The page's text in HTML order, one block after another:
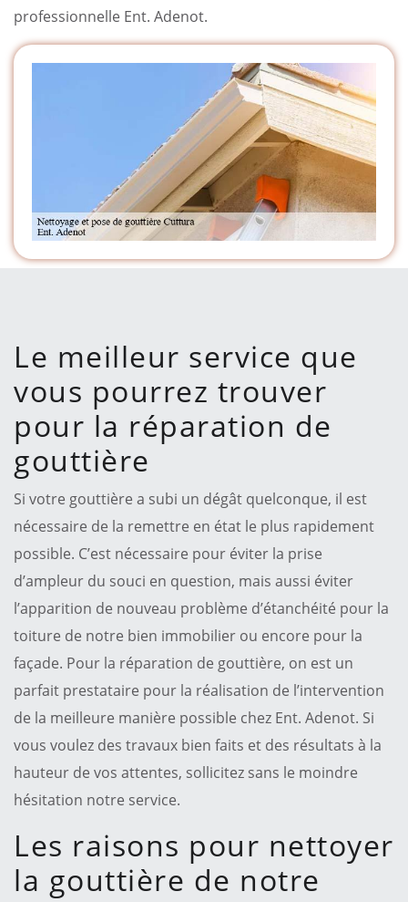
professionnelle Ent. Adenot.
Le meilleur service que
vous pourrez trouver
pour la réparation de
gouttière
Si votre gouttière a subi un dégât quelconque, il est
nécessaire de la remettre en état le plus rapidement
possible. C’est nécessaire pour éviter la prise
d’ampleur du souci en question, mais aussi éviter
l’apparition de nouveau problème d’étanchéité pour la
toiture de notre bien immobilier ou encore pour la
façade. Pour la réparation de gouttière, on est un
parfait prestataire pour la réalisation de l’intervention
de la meilleure manière possible chez Ent. Adenot. Si
vous voulez des travaux bien faits et des résultats à la
hauteur de vos attentes, sollicitez sans le moindre
hésitation notre service.
Les raisons pour nettoyer
la gouttière de notre